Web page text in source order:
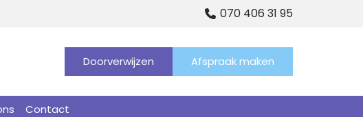
070 406 31 95
Doorverwijzen Afspraak maken
Contact